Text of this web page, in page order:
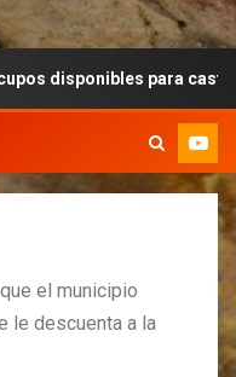
para castraciones de
el municipio
le descuenta a la